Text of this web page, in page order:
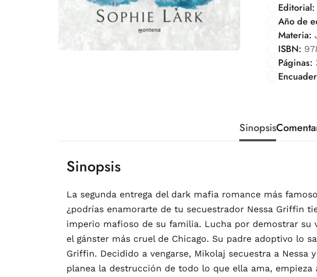
Editorial:
Año de
Materia:
ISBN:
Páginas:
Sinopsis
Sinopsis
La segunda entrega del dark mafia romance más
¿podrías enamorarte de tu secuestrador Nessa Griffin
imperio mafioso de su familia. Lucha por demostrar
el gánster más cruel de Chicago. Su padre adoptivo lo
Griffin. Decidido a vengarse, Mikolaj secuestra a
planea la destrucción de todo lo que ella ama,